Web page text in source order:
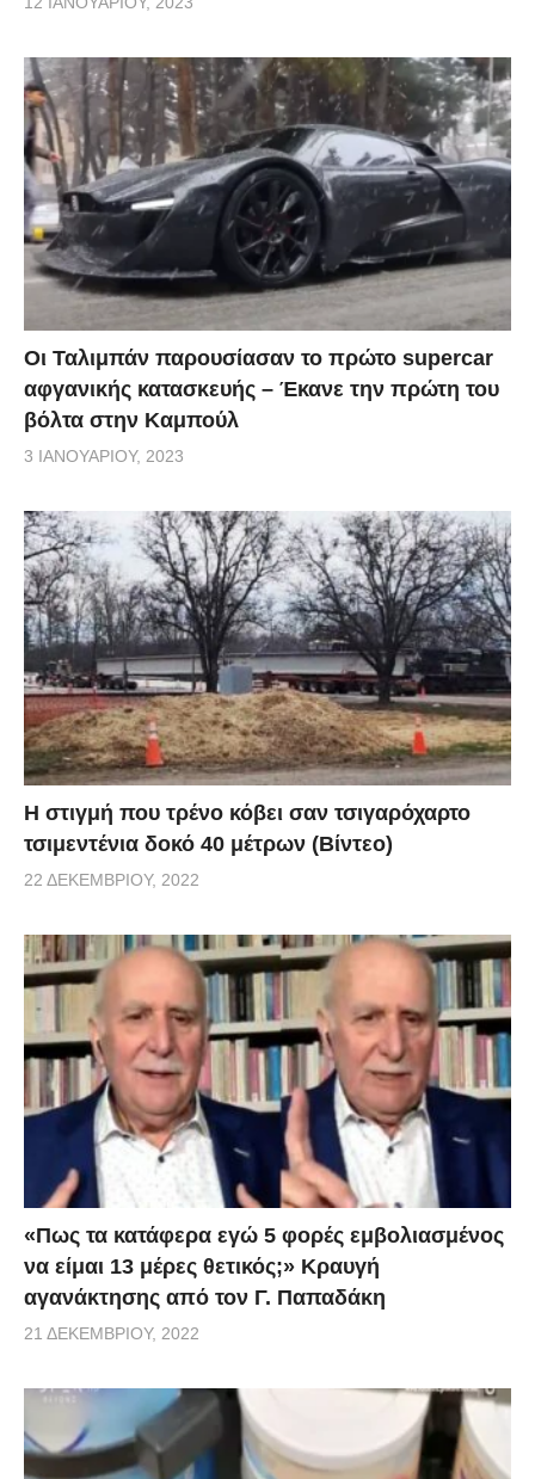
Οι Ταλιμπάν παρουσίασαν το πρώτο supercar
αφγανικής κατασκευής – Έκανε την πρώτη του
βόλτα στην Καμπούλ
3 ΙΑΝΟΥΑΡΊΟΥ, 2023
H στιγμή που τρένο κόβει σαν τσιγαρόχαρτο
τσιμεντένια δοκό 40 μέτρων (Βίντεο)
22 ΔΕΚΕΜΒΡΊΟΥ, 2022
«Πως τα κατάφερα εγώ 5 φορές εμβoλιασμένος
να είμαι 13 μέρες θετικός;» Κραυγή
αγανάκτησης από τον Γ. Παπαδάκη
21 ΔΕΚΕΜΒΡΊΟΥ, 2022